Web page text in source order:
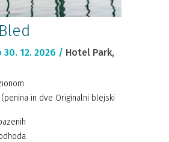
12. 2026 / Hotel Park,
in dve Originalni blejski